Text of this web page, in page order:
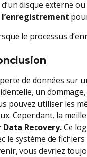
d’un disque externe
l’enregistrement
le processus
de données sur
un
pouvez utiliser les
Cependant, la
Data Recovery.Ce
le système de
vous devriez